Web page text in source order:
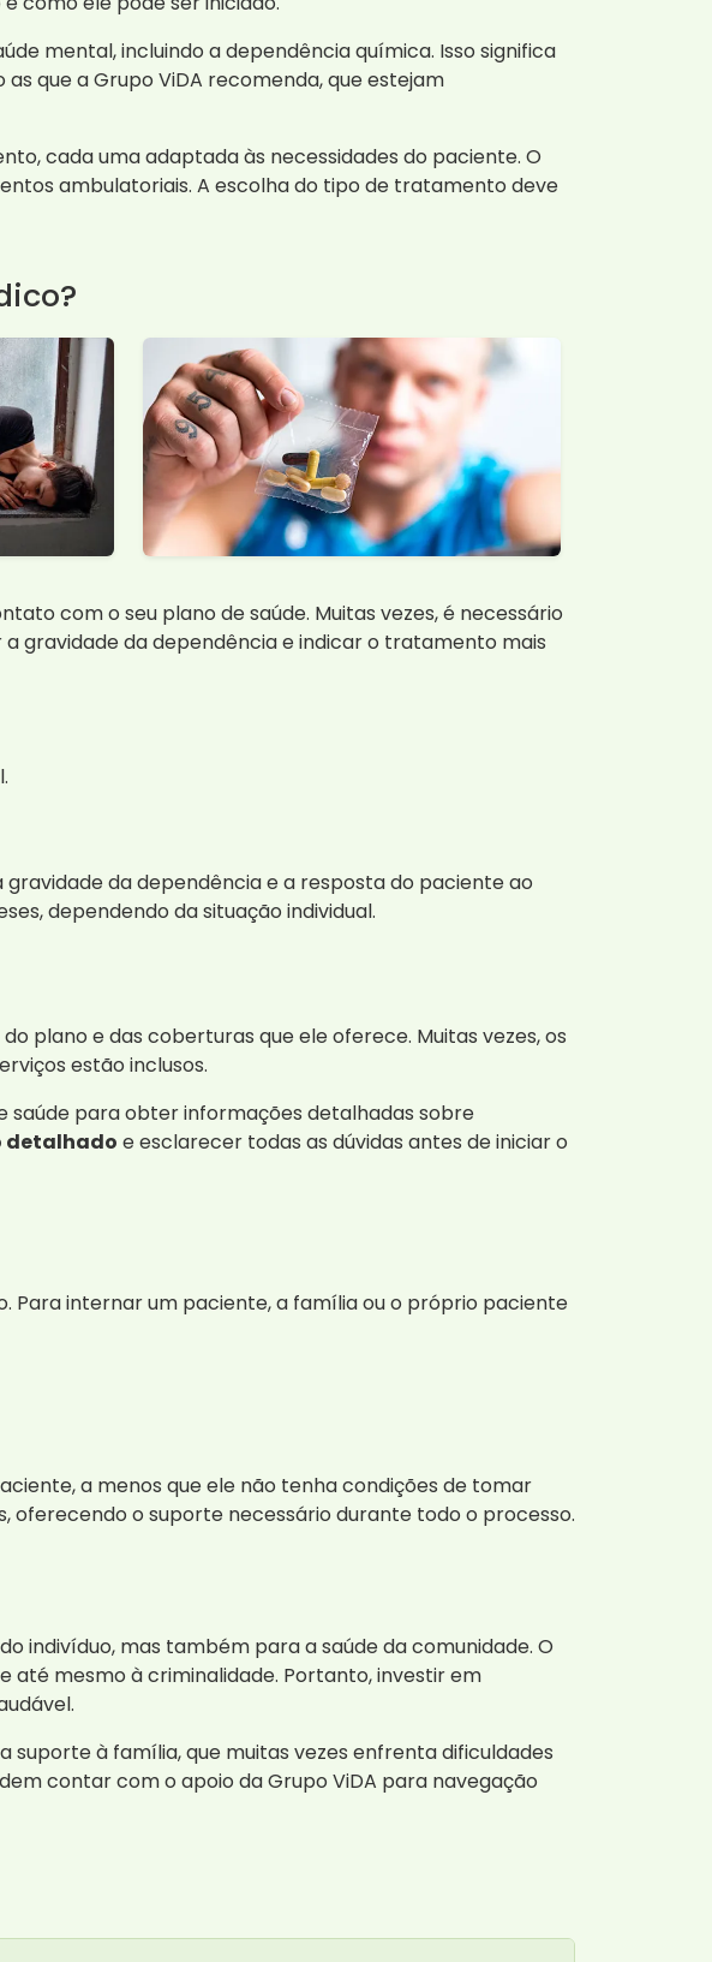
mental, incluindo a dependência química. Isso significa
que a Grupo ViDA recomenda, que estejam
cada uma adaptada às necessidades do paciente. O
ambulatoriais. A escolha do tipo de tratamento deve
com o seu plano de saúde. Muitas vezes, é necessário
gravidade da dependência e indicar o tratamento mais
da dependência e a resposta do paciente ao
dependendo da situação individual.
plano e das coberturas que ele oferece. Muitas vezes, os
estão inclusos.
saúde para obter informações detalhadas sobre
detalhado e esclarecer todas as dúvidas antes de iniciar o
Para internar um paciente, a família ou o próprio paciente
a menos que ele não tenha condições de tomar
oferecendo o suporte necessário durante todo o processo.
indivíduo, mas também para a saúde da comunidade. O
até mesmo à criminalidade. Portanto, investir em
à família, que muitas vezes enfrenta dificuldades
contar com o apoio da Grupo ViDA para navegação